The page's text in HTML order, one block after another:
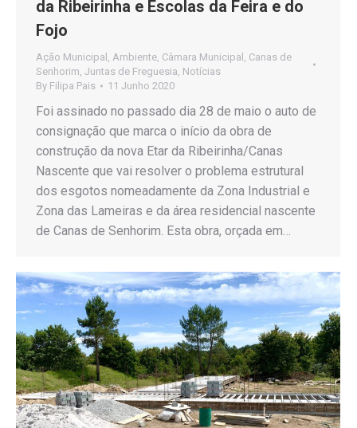
da Ribeirinha e Escolas da Feira e do
Fojo
Ação Municipal Ambiente Câmara Municipal Canas de
Senhorim Juntas de Freguesia Notícias
By Filipa Pais 11 Junho 2020
Foi assinado no passado dia 28 de maio o auto de
consignação que marca o início da obra de
construção da nova Etar da Ribeirinha/Canas
Nascente que vai resolver o problema estrutural
dos esgotos nomeadamente da Zona Industrial e
Zona das Lameiras e da área residencial nascente
de Canas de Senhorim. Esta obra, orçada em…